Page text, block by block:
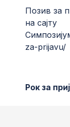
Позив за
на сајту
za-prijavu/
Рок за